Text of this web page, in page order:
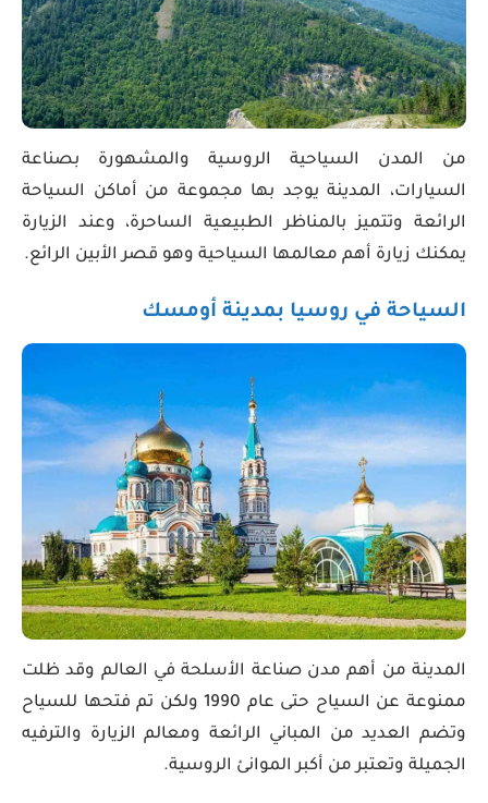
من المدن السياحية الروسية والمشهورة بصناعة
السيارات، المدينة يوجد بها مجموعة من أماكن السياحة
الرائعة وتتميز بالمناظر الطبيعية الساحرة، وعند الزيارة
يمكنك زيارة أهم معالمها السياحية وهو قصر الأبين الرائع.
السياحة في روسيا بمدينة أومسك
المدينة من أهم مدن صناعة الأسلحة في العالم وقد ظلت
ممنوعة عن السياح حتى عام 1990 ولكن تم فتحها للسياح
وتضم العديد من المباني الرائعة ومعالم الزيارة والترفيه
الجميلة وتعتبر من أكبر الموانئ الروسية.